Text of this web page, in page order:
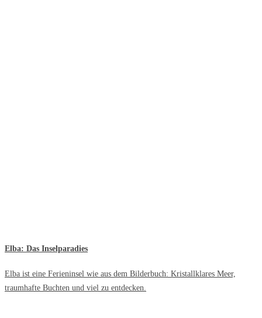
Elba: Das Inselparadies
Elba ist eine Ferieninsel wie aus dem Bilderbuch: Kristallklares Meer,
traumhafte Buchten und viel zu entdecken.